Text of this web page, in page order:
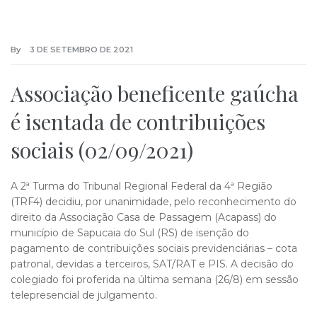
By 3 DE SETEMBRO DE 2021
Associação beneficente gaúcha
é isentada de contribuições
sociais (02/09/2021)
A 2ª Turma do Tribunal Regional Federal da 4ª Região
(TRF4) decidiu, por unanimidade, pelo reconhecimento do
direito da Associação Casa de Passagem (Acapass) do
município de Sapucaia do Sul (RS) de isenção do
pagamento de contribuições sociais previdenciárias – cota
patronal, devidas a terceiros, SAT/RAT e PIS. A decisão do
colegiado foi proferida na última semana (26/8) em sessão
telepresencial de julgamento.